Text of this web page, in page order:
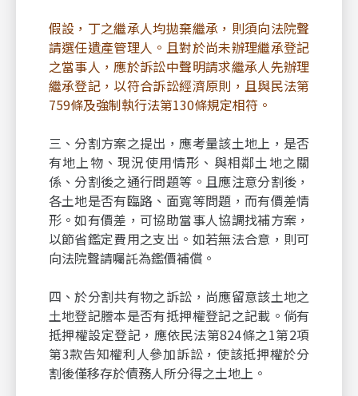
假設，丁之繼承人均拋棄繼承，則須向法院聲
請選任遺產管理人。且對於尚未辦理繼承登記
之當事人，應於訴訟中聲明請求繼承人先辦理
繼承登記，以符合訴訟經濟原則，且與民法第
759條及強制執行法第130條規定相符。
三、分割方案之提出，應考量該土地上，是否
有地上物、現況使用情形、與相鄰土地之關
係、分割後之通行問題等。且應注意分割後，
各土地是否有臨路、面寬等問題，而有價差情
形。如有價差，可協助當事人協調找補方案，
以節省鑑定費用之支出。如若無法合意，則可
向法院聲請囑託為鑑價補償。
四、於分割共有物之訴訟，尚應留意該土地之
土地登記謄本是否有抵押權登記之記載。倘有
抵押權設定登記，應依民法第824條之1第2項
第3款告知權利人參加訴訟，使該抵押權於分
割後僅移存於債務人所分得之土地上。